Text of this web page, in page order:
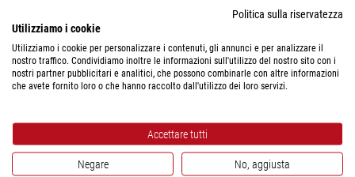
1-2 settimane
Maximtac
IR Illuminatore 940nm
$ 116,00
1-2 settimane
Politica sulla riservatezza
Utilizziamo i cookie
Utilizziamo i cookie per personalizzare i contenuti, gli annunci e per analizzare il
nostro traffico. Condividiamo inoltre le informazioni sull'utilizzo del nostro sito con i
nostri partner pubblicitari e analitici, che possono combinarle con altre informazioni
che avete fornito loro o che hanno raccolto dall'utilizzo dei loro servizi.
Accettare tutti
Negare No, aggiusta